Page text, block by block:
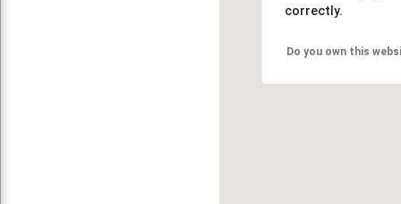
correctly.
Do you own this